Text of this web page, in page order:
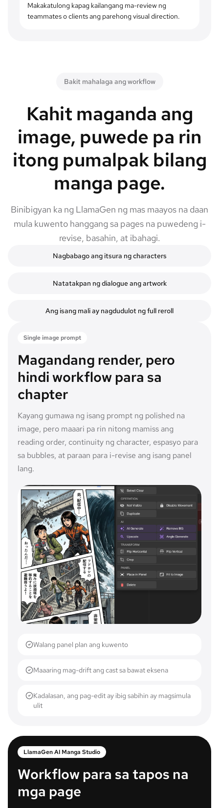
Makakatulong kapag kailangang ma-review ng
teammates o clients ang parehong visual direction.
Bakit mahalaga ang workflow
Kahit maganda ang
image, puwede pa rin
itong pumalpak bilang
manga page.
Binibigyan ka ng LlamaGen ng mas maayos na daan
mula kuwento hanggang sa pages na puwedeng i-
revise, basahin, at ibahagi.
Nagbabago ang itsura ng characters
Natatakpan ng dialogue ang artwork
Ang isang mali ay nagdudulot ng full reroll
Single image prompt
Magandang render, pero
hindi workflow para sa
chapter
Kayang gumawa ng isang prompt ng polished na
image, pero maaari pa rin nitong mamiss ang
reading order, continuity ng character, espasyo para
sa bubbles, at paraan para i-revise ang isang panel
lang.
Walang panel plan ang kuwento
Maaaring mag-drift ang cast sa bawat eksena
Kadalasan, ang pag-edit ay ibig sabihin ay magsimula
ulit
LlamaGen AI Manga Studio
Workflow para sa tapos na
mga page